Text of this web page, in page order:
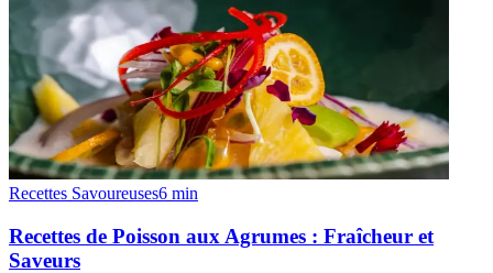
Recettes Savoureuses6 min
Recettes de Poisson aux Agrumes : Fraîcheur et
Saveurs